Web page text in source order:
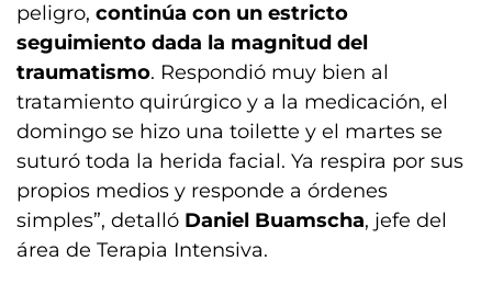
peligro, continúa con un estricto
seguimiento dada la magnitud del
traumatismo. Respondió muy bien al
tratamiento quirúrgico y a la medicación, el
domingo se hizo una toilette y el martes se
suturó toda la herida facial. Ya respira por sus
propios medios y responde a órdenes
simples”, detalló Daniel Buamscha, jefe del
área de Terapia Intensiva.